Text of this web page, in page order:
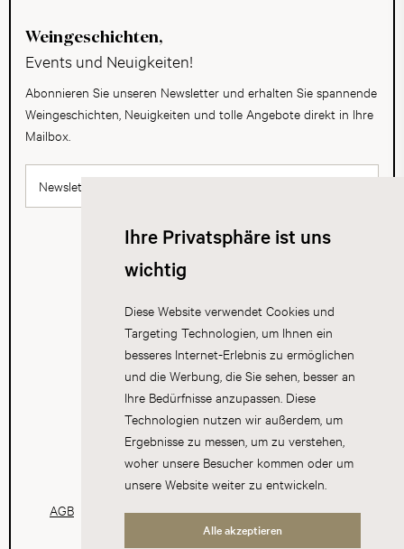
Ihre Privatsphäre ist uns
wichtig
Diese Website verwendet Cookies und
Targeting Technologien, um Ihnen ein
besseres Internet-Erlebnis zu ermöglichen
und die Werbung, die Sie sehen, besser an
Ihre Bedürfnisse anzupassen. Diese
Technologien nutzen wir außerdem, um
Ergebnisse zu messen, um zu verstehen,
woher unsere Besucher kommen oder um
unsere Website weiter zu entwickeln.
Alle akzeptieren
Weingeschichten,
Events und Neuigkeiten!
Abonnieren Sie unseren Newsletter und erhalten Sie spannende
Weingeschichten, Neuigkeiten und tolle Angebote direkt in Ihre
Mailbox.
Newsletter abonnieren
AGB Datenschutz Impressum Cookies